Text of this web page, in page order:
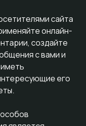
сайта
онлайн-
создайте
с вами и
его